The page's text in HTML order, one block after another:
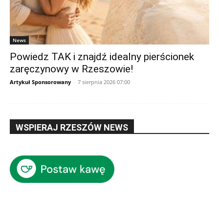
News
Powiedz TAK i znajdź idealny pierścionek
zaręczynowy w Rzeszowie!
Artykuł Sponsorowany - 7 sierpnia 2026 07:00
WSPIERAJ RZESZÓW NEWS